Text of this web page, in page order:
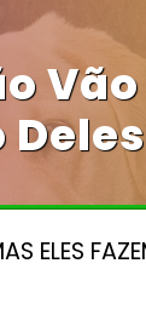
ELES